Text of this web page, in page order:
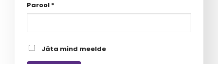
Parool *
Jäta mind meelde